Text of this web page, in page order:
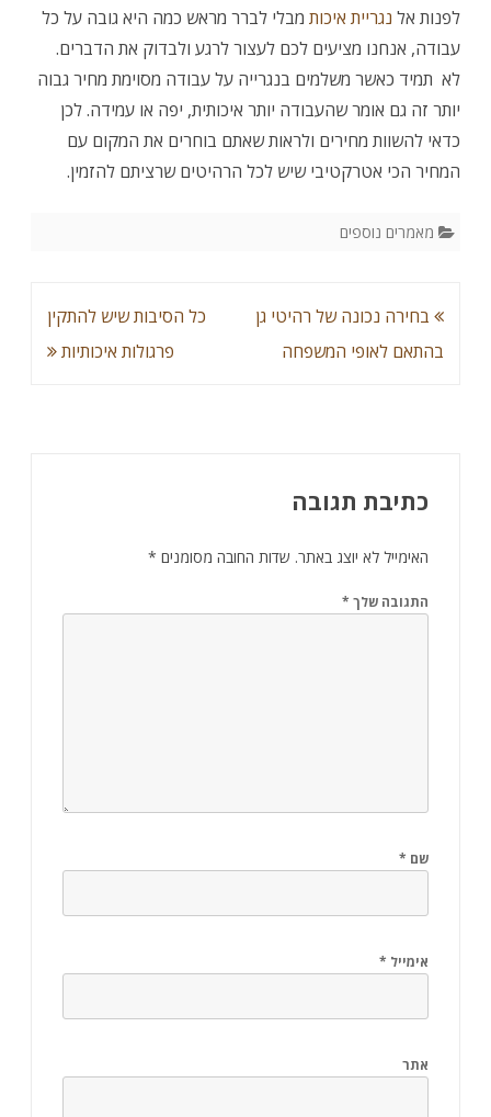
לפנות אל נגריית איכות מבלי לברר מראש כמה היא גובה על כל
עבודה, אנחנו מציעים לכם לעצור לרגע ולבדוק את הדברים.
לא תמיד כאשר משלמים בנגרייה על עבודה מסוימת מחיר גבוה
יותר זה גם אומר שהעבודה יותר איכותית, יפה או עמידה. לכן
כדאי להשוות מחירים ולראות שאתם בוחרים את המקום עם
המחיר הכי אטרקטיבי שיש לכל הרהיטים שרציתם להזמין.
מאמרים נוספים
ניווטבחירה נכונה של רהיטי גן
בהתאם לאופי המשפחה
כל הסיבות שיש להתקין
פרגולות איכותיות
כתיבת תגובה
האימייל לא יוצג באתר. שדות החובה מסומנים *
התגובה שלך *
שם *
אימייל *
אתר